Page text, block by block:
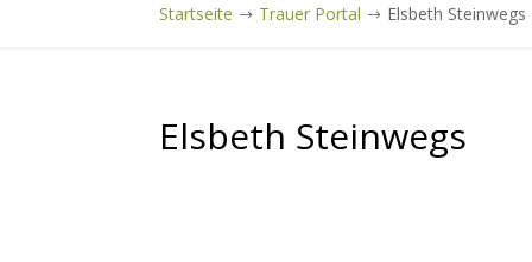
Startseite $ Trauer Portal $ Elsbeth Steinwegs
Elsbeth Steinwegs